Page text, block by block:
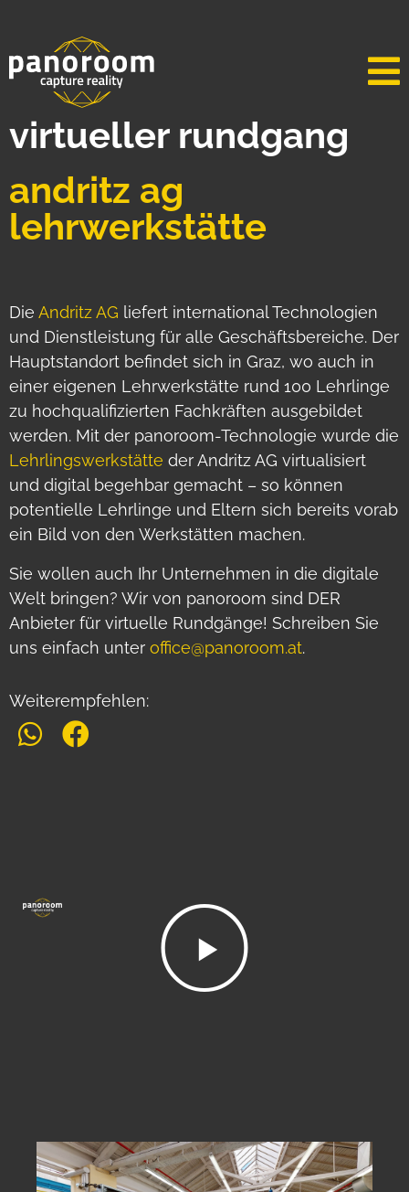
virtueller rundgang
andritz ag
lehrwerkstätte
Die Andritz AG liefert international Technologien
und Dienstleistung für alle Geschäftsbereiche. Der
Hauptstandort befindet sich in Graz, wo auch in
einer eigenen Lehrwerkstätte rund 100 Lehrlinge
zu hochqualifizierten Fachkräften ausgebildet
werden. Mit der panoroom-Technologie wurde die
Lehrlingswerkstätte der Andritz AG virtualisiert
und digital begehbar gemacht – so können
potentielle Lehrlinge und Eltern sich bereits vorab
ein Bild von den Werkstätten machen.
Sie wollen auch Ihr Unternehmen in die digitale
Welt bringen? Wir von panoroom sind DER
Anbieter für virtuelle Rundgänge! Schreiben Sie
uns einfach unter office@panoroom.at.
Weiterempfehlen: